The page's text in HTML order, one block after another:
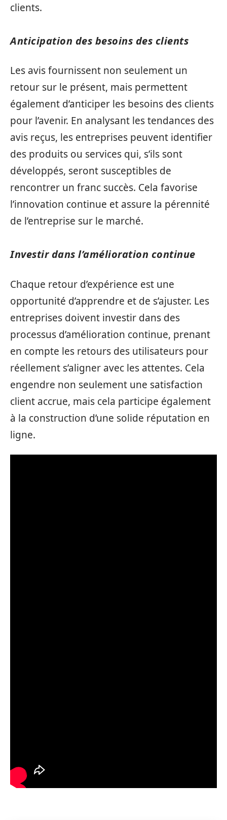
clients.
Anticipation des besoins des clients
Les avis fournissent non seulement un
retour sur le présent, mais permettent
également d’anticiper les besoins des clients
pour l’avenir. En analysant les tendances des
avis reçus, les entreprises peuvent identifier
des produits ou services qui, s’ils sont
développés, seront susceptibles de
rencontrer un franc succès. Cela favorise
l’innovation continue et assure la pérennité
de l’entreprise sur le marché.
Investir dans l’amélioration continue
Chaque retour d’expérience est une
opportunité d’apprendre et de s’ajuster. Les
entreprises doivent investir dans des
processus d’amélioration continue, prenant
en compte les retours des utilisateurs pour
réellement s’aligner avec les attentes. Cela
engendre non seulement une satisfaction
client accrue, mais cela participe également
à la construction d’une solide réputation en
ligne.